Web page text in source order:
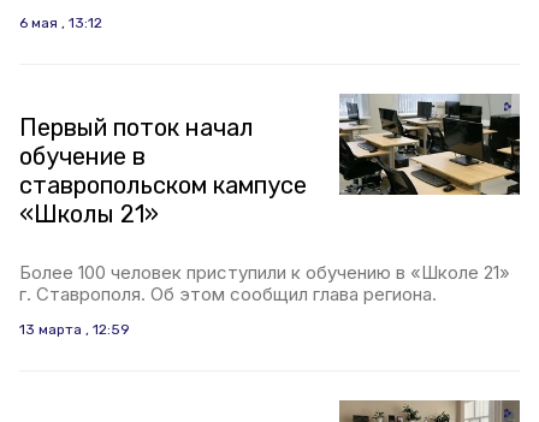
6 мая , 13:12
Первый поток начал
обучение в
ставропольском кампусе
«Школы 21»
Более 100 человек приступили к обучению в «Школе 21»
г. Ставрополя. Об этом сообщил глава региона.
13 марта , 12:59